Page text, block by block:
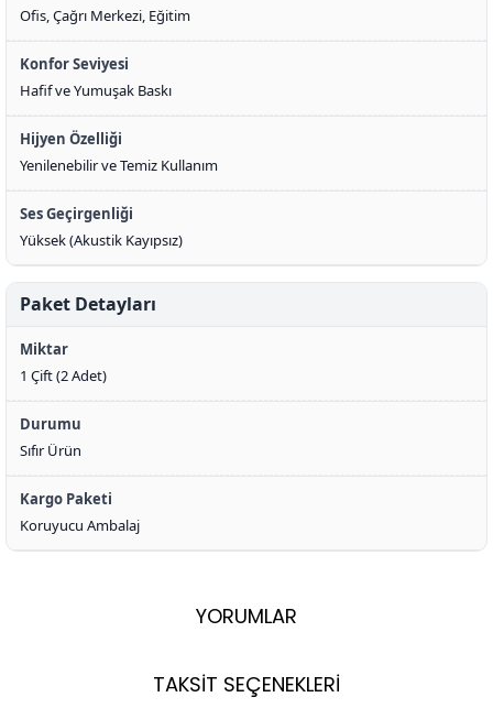
Ofis, Çağrı Merkezi, Eğitim
Konfor Seviyesi
Hafif ve Yumuşak Baskı
Hijyen Özelliği
Yenilenebilir ve Temiz Kullanım
Ses Geçirgenliği
Yüksek (Akustik Kayıpsız)
Paket Detayları
Miktar
1 Çift (2 Adet)
Durumu
Sıfır Ürün
Kargo Paketi
Koruyucu Ambalaj
YORUMLAR
TAKSİT SEÇENEKLERİ